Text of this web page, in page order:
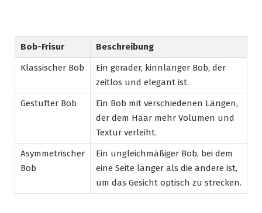
Bob-Frisur
Beschreibung
Klassischer Bob
Ein gerader, kinnlanger Bob, der
zeitlos und elegant ist.
Gestufter Bob
Ein Bob mit verschiedenen Längen,
der dem Haar mehr Volumen und
Textur verleiht.
Asymmetrischer
Bob
Ein ungleichmäßiger Bob, bei dem
eine Seite länger als die andere ist,
um das Gesicht optisch zu strecken.